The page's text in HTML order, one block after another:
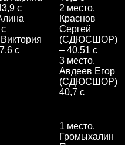
с
с
2 место.
Краснов
Сергей
(СДЮСШОР)
– 40,51 с
3 место.
Авдеев Егор
(СДЮСШОР)
40,7 с
1 место.
Громыхалин